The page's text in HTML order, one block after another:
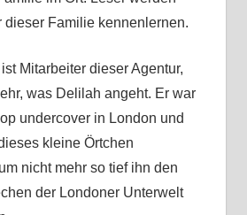
dieser Familie kennenlernen.
Mitarbeiter dieser Agentur,
was Delilah angeht. Er war
undercover in London und
kleine Örtchen
nicht mehr so tief ihn den
der Londoner Unterwelt